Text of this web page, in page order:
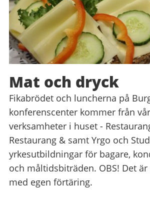
Mat och dryck
Fikabrödet och luncherna på
konferenscenter kommer från
verksamheter i huset -
Restaurang & samt Yrgo och
yrkesutbildningar för bagare,
och måltidsbiträden. OBS! Det
med egen förtäring.